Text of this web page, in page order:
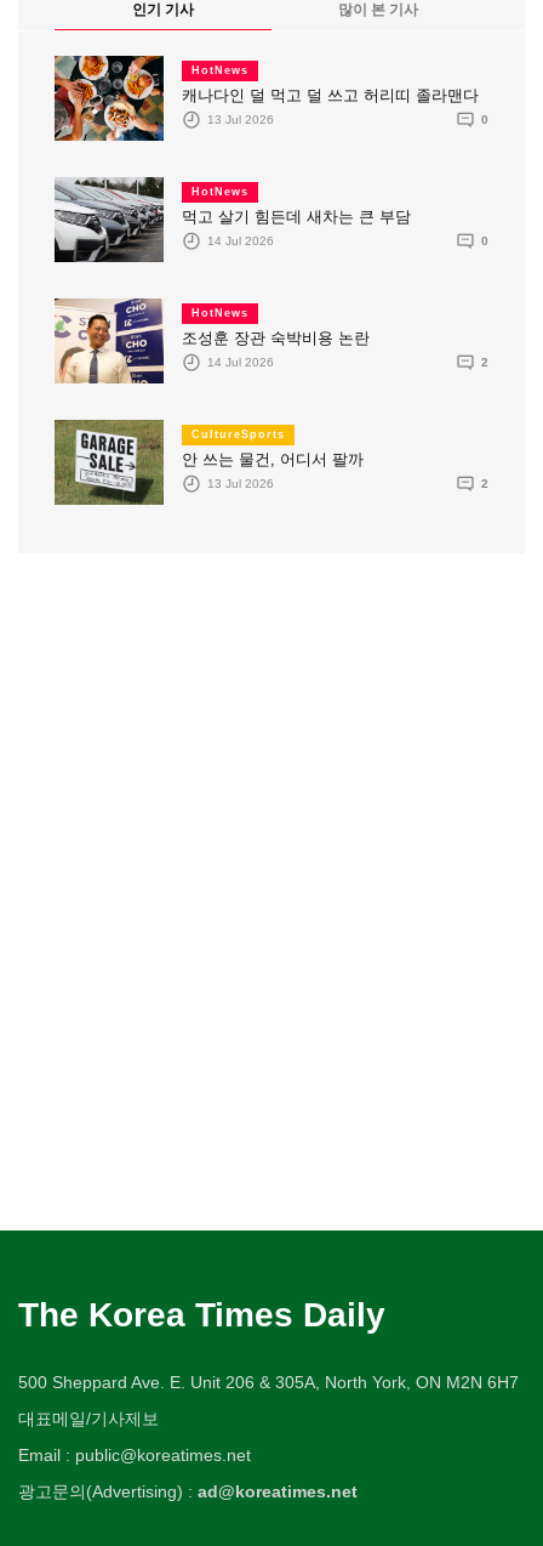
인기 기사 많이 본 기사
HotNews
캐나다인 덜 먹고 덜 쓰고 허리띠 졸라맨다
13 Jul 2026 0
HotNews
먹고 살기 힘든데 새차는 큰 부담
14 Jul 2026 0
HotNews
조성훈 장관 숙박비용 논란
14 Jul 2026 2
CultureSports
안 쓰는 물건, 어디서 팔까
13 Jul 2026 2
The Korea Times Daily
500 Sheppard Ave. E. Unit 206 & 305A, North York, ON M2N 6H7
대표메일/기사제보
Email : public@koreatimes.net
광고문의(Advertising) : ad@koreatimes.net